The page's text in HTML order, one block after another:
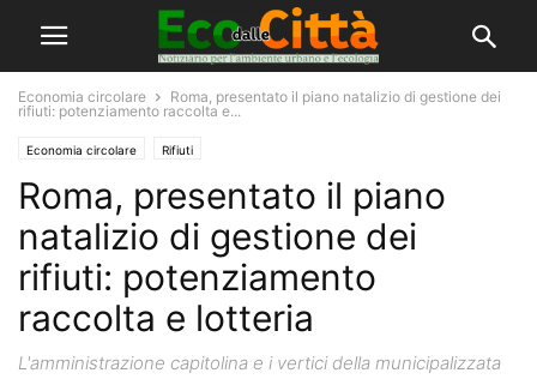
Economia circolare
Roma, presentato il piano natalizio di gestione dei
rifiuti: potenziamento raccolta e...
Economia circolare Rifiuti
Roma, presentato il piano
natalizio di gestione dei
rifiuti: potenziamento
raccolta e lotteria
L'amministrazione capitolina e i vertici della municipalizzata